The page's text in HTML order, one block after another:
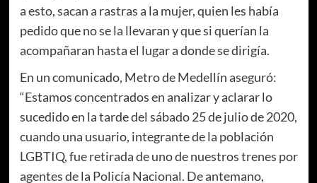
a esto, sacan a rastras a la mujer, quien les había
pedido que no se la llevaran y que si querían la
acompañaran hasta el lugar a donde se dirigía.
En un comunicado, Metro de Medellín aseguró:
“Estamos concentrados en analizar y aclarar lo
sucedido en la tarde del sábado 25 de julio de 2020,
cuando una usuario, integrante de la población
LGBTIQ, fue retirada de uno de nuestros trenes por
agentes de la Policía Nacional. De antemano,